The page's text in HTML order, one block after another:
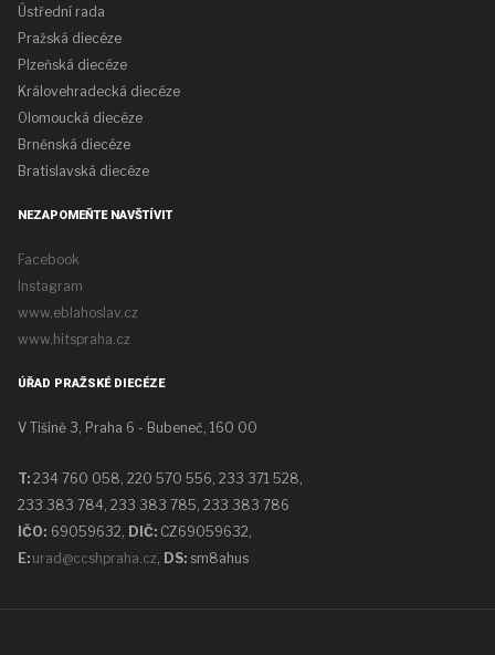
Ústřední rada
Pražská diecéze
Plzeňská diecéze
Královehradecká diecéze
Olomoucká diecéze
Brněnská diecéze
Bratislavská diecéze
NEZAPOMEŇTE NAVŠTÍVIT
Facebook
Instagram
www.eblahoslav.cz
www.hitspraha.cz
ÚŘAD PRAŽSKÉ DIECÉZE
V Tišině 3, Praha 6 - Bubeneč, 160 00
T: 234 760 058, 220 570 556, 233 371 528,
233 383 784, 233 383 785, 233 383 786
IČO: 69059632, DIČ: CZ69059632
E: urad@ccshpraha.cz DS: sm8ahus